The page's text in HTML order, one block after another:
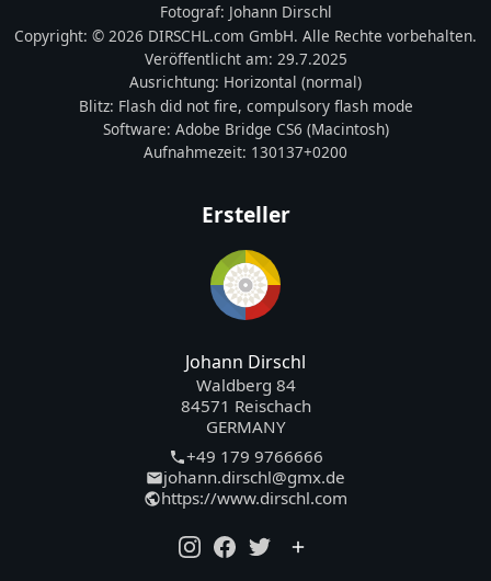
Fotograf: Johann Dirschl
Copyright: © 2026 DIRSCHL.com GmbH. Alle Rechte vorbehalten.
Veröffentlicht am: 29.7.2025
Ausrichtung: Horizontal (normal)
Blitz: Flash did not fire, compulsory flash mode
Software: Adobe Bridge CS6 (Macintosh)
Aufnahmezeit: 130137+0200
Ersteller
Johann Dirschl
Waldberg 84
84571 Reischach
GERMANY
+49 179 9766666
johann.dirschl@gmx.de
https://www.dirschl.com